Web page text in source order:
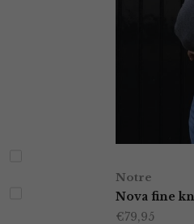
Notre
Nova fine
€79,95